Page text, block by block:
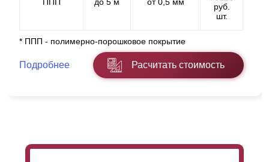
руб.
шт.
* ППП - полимерно-порошковое покрытие
Подробнее Расчитать стоимость